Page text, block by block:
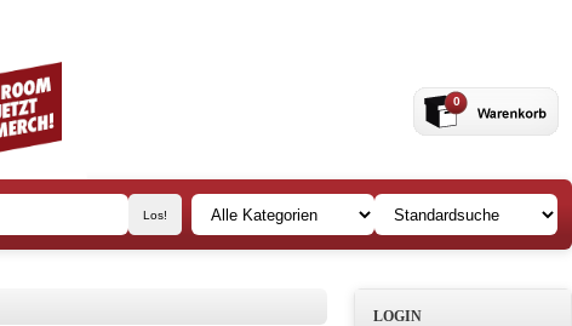
0
LOGIN